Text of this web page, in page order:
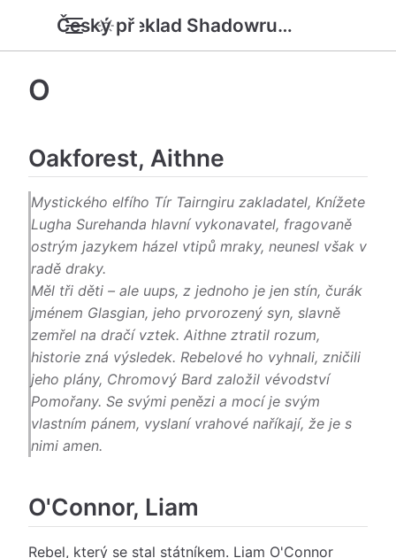
Český překlad Shadowrun 6e SRD
O
Oakforest, Aithne
Mystického elfího Tír Tairngiru zakladatel, Knížete
Lugha Surehanda hlavní vykonavatel, fragovaně
ostrým jazykem házel vtipů mraky, neunesl však v
radě draky.
Měl tři děti – ale uups, z jednoho je jen stín, čurák
jménem Glasgian, jeho prvorozený syn, slavně
zemřel na dračí vztek. Aithne ztratil rozum,
historie zná výsledek. Rebelové ho vyhnali, zničili
jeho plány, Chromový Bard založil vévodství
Pomořany. Se svými penězi a mocí je svým
vlastním pánem, vyslaní vrahové naříkají, že je s
nimi amen.
O'Connor, Liam
Rebel, který se stal státníkem. Liam O'Connor